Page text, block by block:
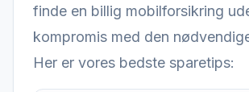
finde en billig mobilforsikring
kompromis med den
Her er vores bedste sparetips: